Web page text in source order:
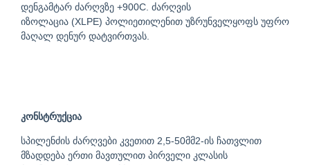
დენგამტარ ძარღვზე +900C. ძარღვის
იზოლაცია (XLPE) პოლიეთილენით უზრუნველყოფს უფრო
მაღალ დენურ დატვირთვას.
კონსტრუქცია
სპილენძის ძარღვები კვეთით 2,5-50მმ2-ის ჩათვლით
მზადდება ერთი მავთულით პირველი კლასის